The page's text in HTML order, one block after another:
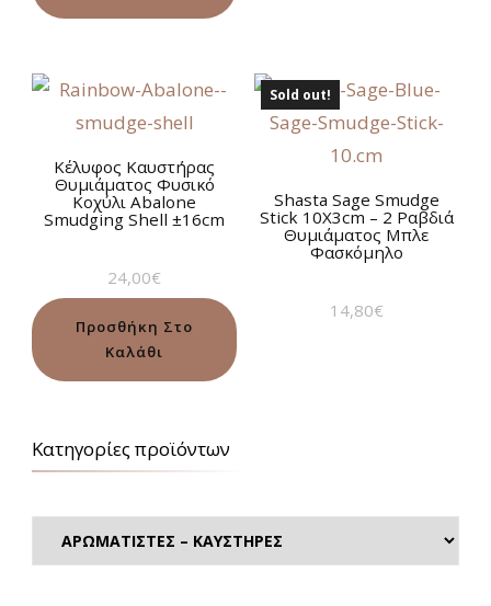
Kέλυφος Καυστήρας
Θυμιάματος Φυσικό
Κοχύλι Abalone
Smudging Shell ±16cm
24,00€
Προσθήκη Στο
Καλάθι
Sold out!
Shasta Sage Smudge
Stick 10Χ3cm – 2 Ραβδιά
Θυμιάματος Μπλε
Φασκόμηλο
14,80€
Κατηγορίες προϊόντων